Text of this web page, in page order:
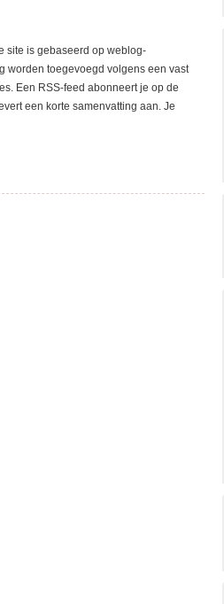
site is gebaseerd op weblog-
worden toegevoegd volgens een vast
Een RSS-feed abonneert je op de
een korte samenvatting aan. Je